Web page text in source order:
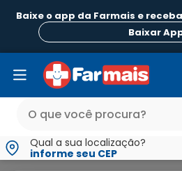
Baixe o app da Farmais e
Baixar
Qual a sua localização?
informe seu CEP